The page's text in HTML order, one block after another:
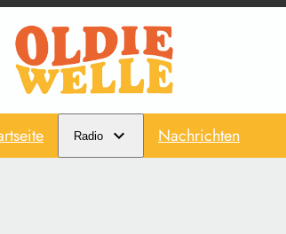
Radio Nachrichten